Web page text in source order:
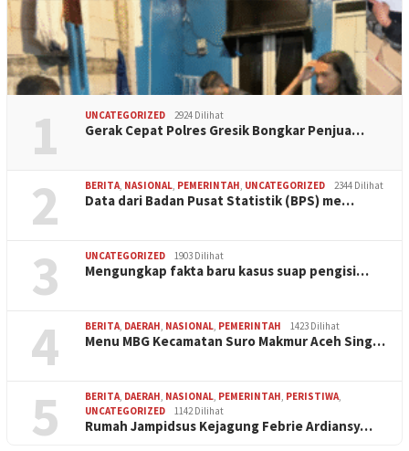
1 UNCATEGORIZED 2924 Dilihat
Gerak Cepat Polres Gresik Bongkar Penjua…
2 BERITA NASIONAL PEMERINTAH UNCATEGORIZED 2344 Dilihat
Data dari Badan Pusat Statistik (BPS) me…
3 UNCATEGORIZED 1903 Dilihat
Mengungkap fakta baru kasus suap pengisi…
4 BERITA DAERAH NASIONAL PEMERINTAH 1423 Dilihat
Menu MBG Kecamatan Suro Makmur Aceh Sing…
5 BERITA DAERAH NASIONAL PEMERINTAH PERISTIWA
UNCATEGORIZED
1142 Dilihat
Rumah Jampidsus Kejagung Febrie Ardiansy…